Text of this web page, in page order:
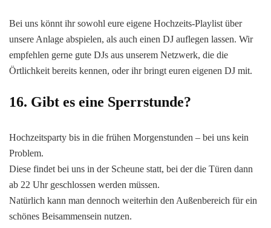
Bei uns könnt ihr sowohl eure eigene Hochzeits-Playlist über
unsere Anlage abspielen, als auch einen DJ auflegen lassen. Wir
empfehlen gerne gute DJs aus unserem Netzwerk, die die
Örtlichkeit bereits kennen, oder ihr bringt euren eigenen DJ mit.
16. Gibt es eine Sperrstunde?
Hochzeitsparty bis in die frühen Morgenstunden – bei uns kein
Problem.
Diese findet bei uns in der Scheune statt, bei der die Türen dann
ab 22 Uhr geschlossen werden müssen.
Natürlich kann man dennoch weiterhin den Außenbereich für ein
schönes Beisammensein nutzen.